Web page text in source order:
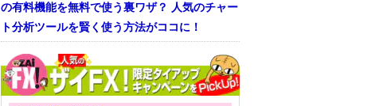
の有料機能を無料で使う裏ワザ？ 人気のチャー
ト分析ツールを賢く使う方法がココに！